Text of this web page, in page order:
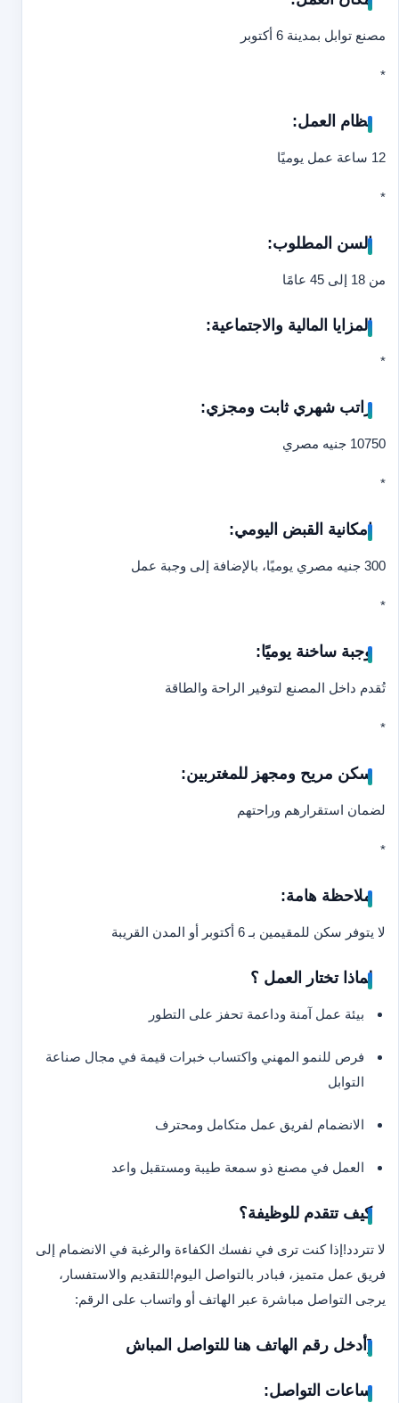
مصنع توابل بمدينة 6 أكتوبر
*
نظام العمل:
12 ساعة عمل يوميًا
*
السن المطلوب:
من 18 إلى 45 عامًا
المزايا المالية والاجتماعية:
*
راتب شهري ثابت ومجزي:
10750 جنيه مصري
*
إمكانية القبض اليومي:
300 جنيه مصري يوميًا، بالإضافة إلى وجبة عمل
*
وجبة ساخنة يوميًا:
تُقدم داخل المصنع لتوفير الراحة والطاقة
*
سكن مريح ومجهز للمغتربين:
لضمان استقرارهم وراحتهم
*
ملاحظة هامة:
لا يتوفر سكن للمقيمين بـ 6 أكتوبر أو المدن القريبة
لماذا تختار العمل ؟
بيئة عمل آمنة وداعمة تحفز على التطور
فرص للنمو المهني واكتساب خبرات قيمة في مجال صناعة
التوابل
الانضمام لفريق عمل متكامل ومحترف
العمل في مصنع ذو سمعة طيبة ومستقبل واعد
كيف تتقدم للوظيفة؟
لا تتردد!إذا كنت ترى في نفسك الكفاءة والرغبة في الانضمام إلى
فريق عمل متميز، فبادر بالتواصل اليوم!للتقديم والاستفسار،
يرجى التواصل مباشرة عبر الهاتف أو واتساب على الرقم:
[أدخل رقم الهاتف هنا للتواصل المباش
ساعات التواصل: